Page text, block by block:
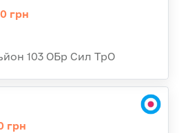
грн
103 ОБр Сил ТрО
грн